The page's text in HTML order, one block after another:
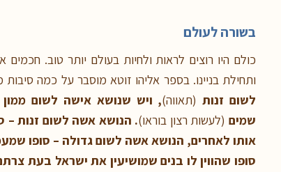
בשורה לעולם
כולם היו רוצים לראות ולחיות בעולם יותר טוב.
ותחילת בניינו. בספר אליהו זוטא מוסבר על כמה
לשום זנות (תאווה), ויש שנושא אישה לשום ממון
שמים (לעשות רצון בוראו). הנושא אשה לשום זנות –
אותו לאחרים, הנושא אשה לשום גדולה – סופו
סופו שהווין לו בנים שמושיעין את ישראל בעת